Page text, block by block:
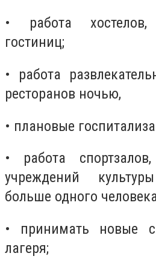
• работа
гостиниц;
• работа
ресторанов ночью,
• плановые
• работа
учреждений
больше одного
• принимать новые
лагеря;